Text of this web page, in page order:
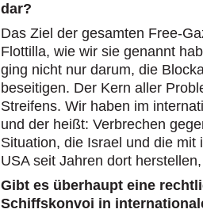
dar?
Das Ziel der gesamten Free-
Flottilla, wie wir sie genannt
ging nicht nur darum, die
beseitigen. Der Kern aller
Streifens. Wir haben im
und der heißt: Verbrechen
Situation, die Israel und die
USA seit Jahren dort
Gibt es überhaupt eine
Schiffskonvoi in